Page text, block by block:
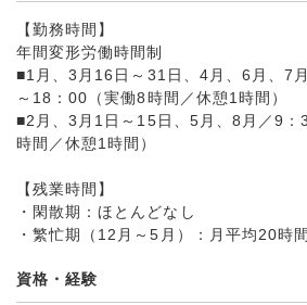
【勤務時間】
年間変形労働時間制
■1月、3月16日～31日、4月、6月、7
～18：00（実働8時間／休憩1時間）
■2月、3月1日～15日、5月、8月／9
時間／休憩1時間）
【残業時間】
・閑散期：ほとんどなし
・繁忙期（12月～5月）：月平均20時
資格・経験